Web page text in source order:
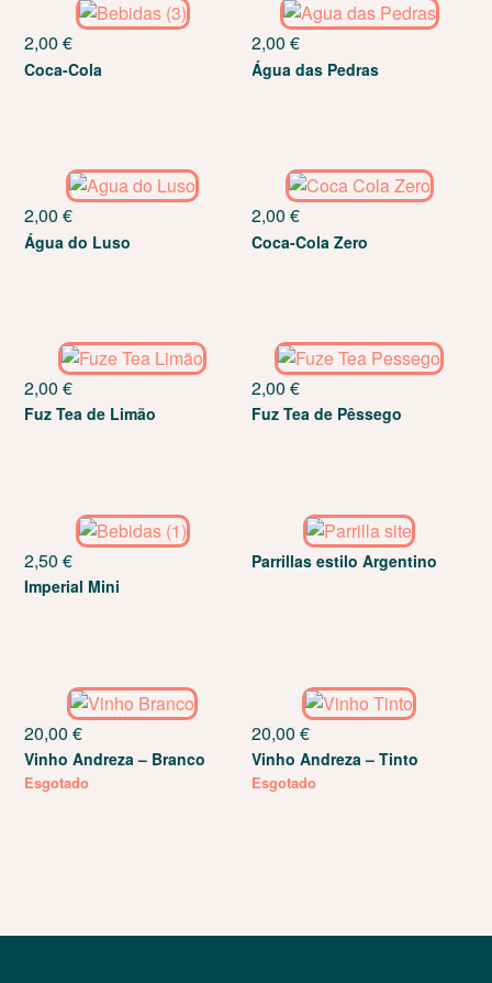
2,00€
Coca-Cola
2,00 €
Água das Pedras
2,00€
Água do Luso
2,00 €
Coca-Cola Zero
2,00€
Fuz Tea de Limão
2,00 €
Fuz Tea de Pêssego
2,50€
Imperial Mini
Parrillas estilo Argentino
20,00€
Vinho Andreza – Branco
Esgotado
20,00 €
Vinho Andreza – Tinto
Esgotado